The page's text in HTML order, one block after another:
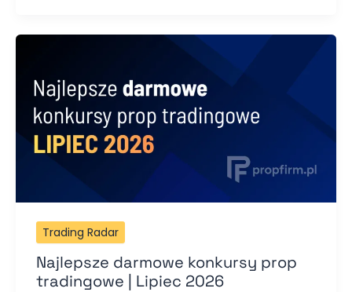
Trading Radar
Najlepsze darmowe konkursy prop
tradingowe | Lipiec 2026